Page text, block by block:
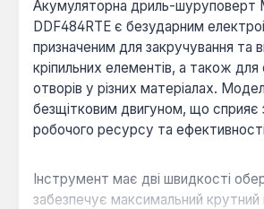
Акумуляторна дриль-шуруповерт
DDF484RTE є безударним
призначеним для закручування та
кріпильних елементів, а також для
отворів у різних матеріалах.
безщітковим двигуном, що сприяє
робочого ресурсу та
Інструмент має дві швидкості
забезпечує максимальний